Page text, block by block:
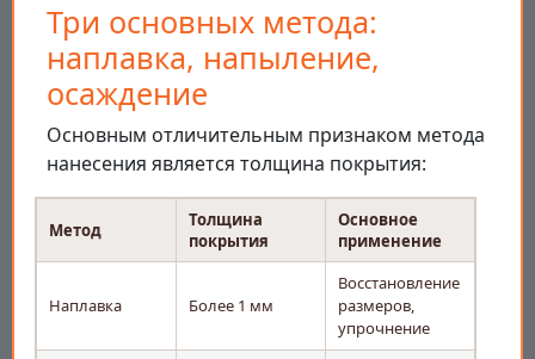
Три основных метода:
наплавка, напыление,
осаждение
Основным отличительным признаком метода
нанесения является толщина покрытия:
Метод
Толщина
покрытия
Основное
применение
Наплавка Более 1 мм
Восстановление
размеров,
упрочнение